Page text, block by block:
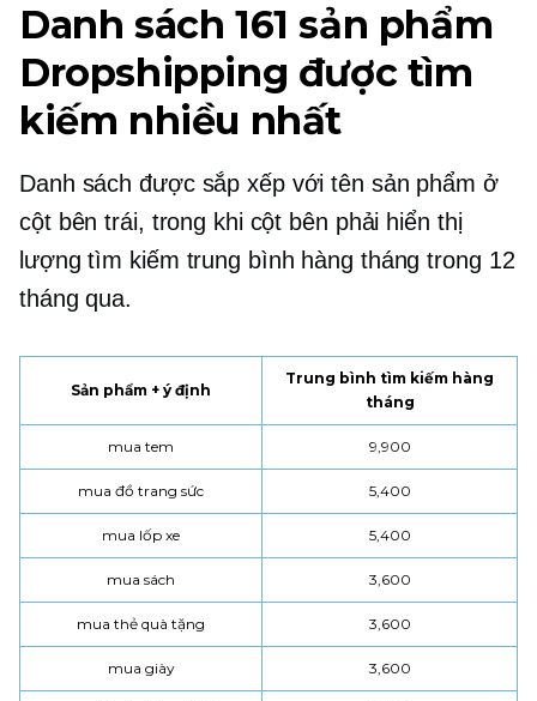
Danh sách 161 sản phẩm
Dropshipping được tìm
kiếm nhiều nhất
Danh sách được sắp xếp với tên sản phẩm ở
cột bên trái, trong khi cột bên phải hiển thị
lượng tìm kiếm trung bình hàng tháng trong 12
tháng qua.
Sản phẩm + ý định
Trung bình tìm kiếm hàng
tháng
mua tem 9,900
mua đồ trang sức 5,400
mua lốp xe 5,400
mua sách 3,600
mua thẻ quà tặng 3,600
mua giày 3,600